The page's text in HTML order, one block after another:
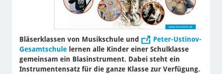
Bläserklassen von Musikschule und
Peter-Ustinov-
Gesamtschulelernen alle Kinder einer Schulklasse
gemeinsam ein Blasinstrument. Dabei steht ein
Instrumentensatz für die ganze Klasse zur Verfügung.